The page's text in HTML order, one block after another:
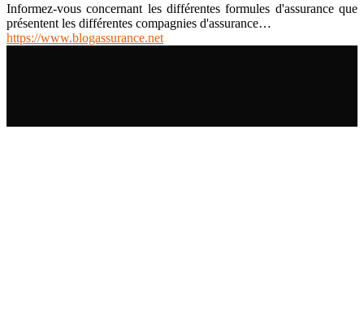
Informez-vous concernant les différentes formules d'assurance que
présentent les différentes compagnies d'assurance…
https://www.blogassurance.net